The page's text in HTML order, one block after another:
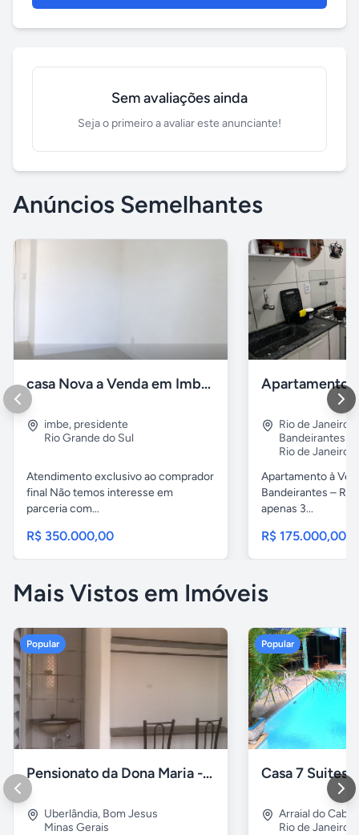
Sem avaliações ainda
Seja o primeiro a avaliar este anunciante!
Anúncios Semelhantes
casa Nova a Venda em Imbé / rs
imbe, presidente
Rio Grande do Sul
Atendimento exclusivo ao comprador
final Não temos interesse em
parceria com...
R$ 350.000,00
Rio de Janeiro
Bandeirantes
Rio de Janeiro
Apartamento à
Bandeirantes – Rio
apenas 3...
R$ 175.000,00
Mais Vistos em Imóveis
Popular
Pensionato da Dona Maria - Uberlândia/MG
Uberlândia, Bom Jesus
Minas Gerais
Popular
Arraial do Cabo
Rio de Janeiro